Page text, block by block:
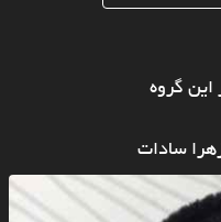
این گروه
سادات